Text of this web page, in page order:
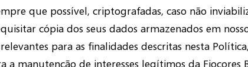
que possível, criptografadas, caso não
cópia dos seus dados armazenados em
para as finalidades descritas nesta
a manutenção de interesses legítimos da